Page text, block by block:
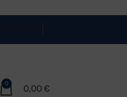
0 0,00€